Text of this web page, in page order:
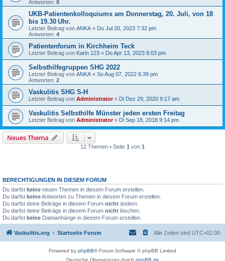
Antworten: 8
UKB-Patientenkolloquiums am Donnerstag, 20. Juli, von 18
bis 19.30 Uhr.
Letzter Beitrag von ANKA « Do Jul 20, 2023 7:32 pm
Antworten: 4
Patientenforum in Kirchheim Teck
Letzter Beitrag von Karin 123 « Do Apr 13, 2023 8:03 pm
Selbsthilfegruppen SHG 2022
Letzter Beitrag von ANKA « So Aug 07, 2022 6:39 pm
Antworten: 2
Vaskulitis SHG S-H
Letzter Beitrag von Administrator« Di Dez 29, 2020 9:17 am
Vaskulitis Selbsthilfe Münster jeden ersten Freitag
Letzter Beitrag von Administrator« Di Sep 18, 2018 9:14 pm
Neues Thema
12 Themen • Seite 1 von 1
BERECHTIGUNGEN IN DIESEM FORUM
Du darfst keine neuen Themen in diesem Forum erstellen.
Du darfst keineAntworten zu Themen in diesem Forum erstellen.
Du darfst deine Beiträge in diesem Forum nicht ändern.
Du darfst deine Beiträge in diesem Forum nicht löschen.
Du darfst keine Dateianhänge in diesem Forum erstellen.
Vaskulitis.org Startseite Forum Alle Zeiten sind UTC+02:00
Powered by phpBB® Forum Software © phpBB Limited
Deutsche Übersetzung durch phpBB.de